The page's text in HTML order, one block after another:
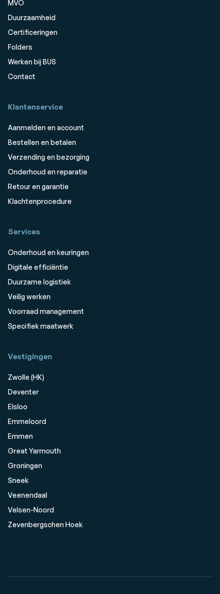
MVO
Duurzaamheid
Certificeringen
Folders
Werken bij BUS
Contact
Klantenservice
Aanmelden en account
Bestellen en betalen
Verzending en bezorging
Onderhoud en reparatie
Retour en garantie
Klachtenprocedure
Services
Onderhoud en keuringen
Digitale efficiëntie
Duurzame logistiek
Veilig werken
Voorraad management
Specifiek maatwerk
Vestigingen
Zwolle (HK)
Deventer
Elsloo
Emmeloord
Emmen
Great Yarmouth
Groningen
Sneek
Veenendaal
Velsen-Noord
Zevenbergschen Hoek